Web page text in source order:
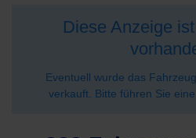
Diese Anzeige
Eventuell wurde das
verkauft. Bitte führen Sie